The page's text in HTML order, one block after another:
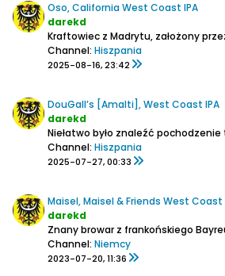
Oso, California West Coast IPA
darekd
Channel: Hiszpania
2025-08-16, 23:42
DouGall’s [Amalti], West Coast IPA
darekd
Channel: Hiszpania
2025-07-27, 00:33
Maisel, Maisel & Friends West Coast
darekd
Channel: Niemcy
2023-07-20, 11:36